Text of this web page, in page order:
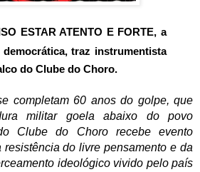
ESTAR ATENTO E FORTE, a
traz instrumentista
do Clube do Choro.
completam 60 anos do golpe, que
militar goela abaixo do povo
Clube do Choro recebe evento
do livre pensamento e da
ideológico vivido pelo país